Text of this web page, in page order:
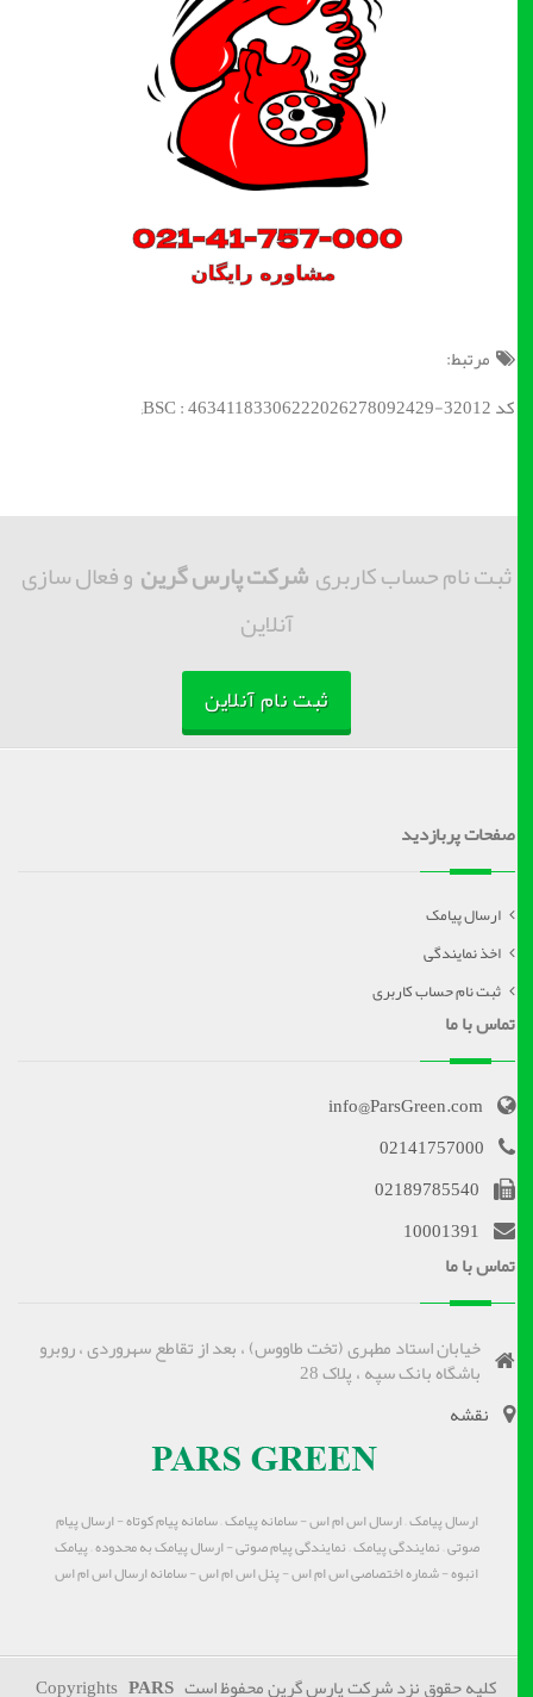
مرتبط:
کد BSC : 46341183306222026278092429-32012;
ثبت نام حساب کاربریشرکت پارس گرینو فعال سازی
آنلاین
ثبت نام آنلاین
صفحات پربازدید
ارسال پیامک
اخذ نمایندگی
ثبت نام حساب کاربری
تماس با ما
info@ParsGreen.com
02141757000
02189785540
10001391
تماس با ما
خیابان استاد مطهری (تخت طاووس) ، بعد از تقاطع سهروردی ، روبرو
باشگاه بانک سپه ، پلاک 28
نقشه
ارسال پیامک – ارسال اس ام اس - سامانه پیامک – سامانه پیام کوتاه - ارسال پیام
صوتی – نمایندگی پیامک – نمایندگی پیام صوتی - ارسال پیامک به محدوده – پیامک
انبوه - شماره اختصاصی اس ام اس - پنل اس ام اس - سامانه ارسال اس ام اس
کلیه حقوق نزد شرکت پارس گرین محفوظ است CopyrightsPARS